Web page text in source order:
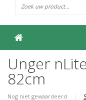
Unger
82cm
Nog niet gewaardeerd |